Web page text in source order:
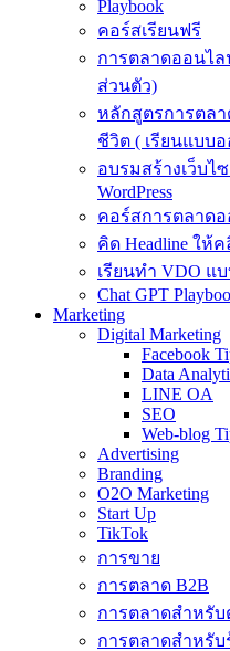
Playbook
คอร์สเรียนฟรี
การตลาดออนไ
ส่วนตัว)
หลักสูตรการตล
ชีวิต ( เรียนแบบ
อบรมสร้างเว็บไ
WordPress
คอร์สการตลาด
คิด Headline ให้
เรียนทำ VDO แ
Chat GPT
Marketing
Digital Marketing
Facebook
Data
LINE OA
SEO
Web-blog
Advertising
Branding
O2O Marketing
Start Up
TikTok
การขาย
การตลาด B2B
การตลาดสำหรั
การตลาดสำหรับ